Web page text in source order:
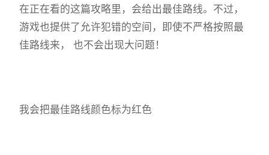
在正在看的这篇攻略里，会给出最佳路线。不过，
游戏也提供了允许犯错的空间，即使不严格按照最
佳路线来， 也不会出现大问题！
我会把最佳路线颜色标为红色